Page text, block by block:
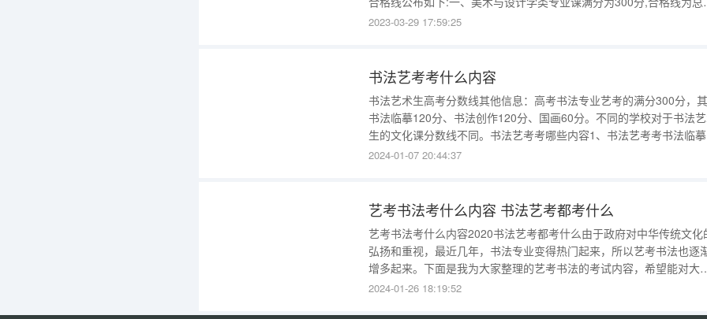
180分,并且素描、速写、色彩3科成绩中的2科成绩各不低于60分。二
2023-03-29 17:59:25
书法艺考考什么内容
书法艺术生高考分数线其他信息：高考书法专业艺考的满分300分，
书法临摹120分、书法创作120分、国画60分。不同的学校对于书法
生的文化课分数线不同。书法艺考考哪些内容1、书法艺考考书法临
楷书、隶书、篆书、行书、草书等经典碑帖临摹与创作。2、书法艺
2024-01-07 20:44:37
艺考书法考什么内容 书法艺考都考什么
艺考书法考什么内容2020书法艺考都考什么由于政府对中华传统文化
弘扬和重视，最近几年，书法专业变得热门起来，所以艺考书法也逐
增多起来。下面是我为大家整理的艺考书法的考试内容，希望能对大
有所帮助。艺考书法考什么内容：山西省书法艺考山西省书法艺考都
2024-01-26 18:19:52